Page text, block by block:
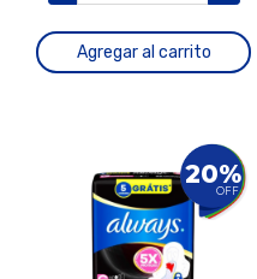
Agregar al carrito
20%
OFF